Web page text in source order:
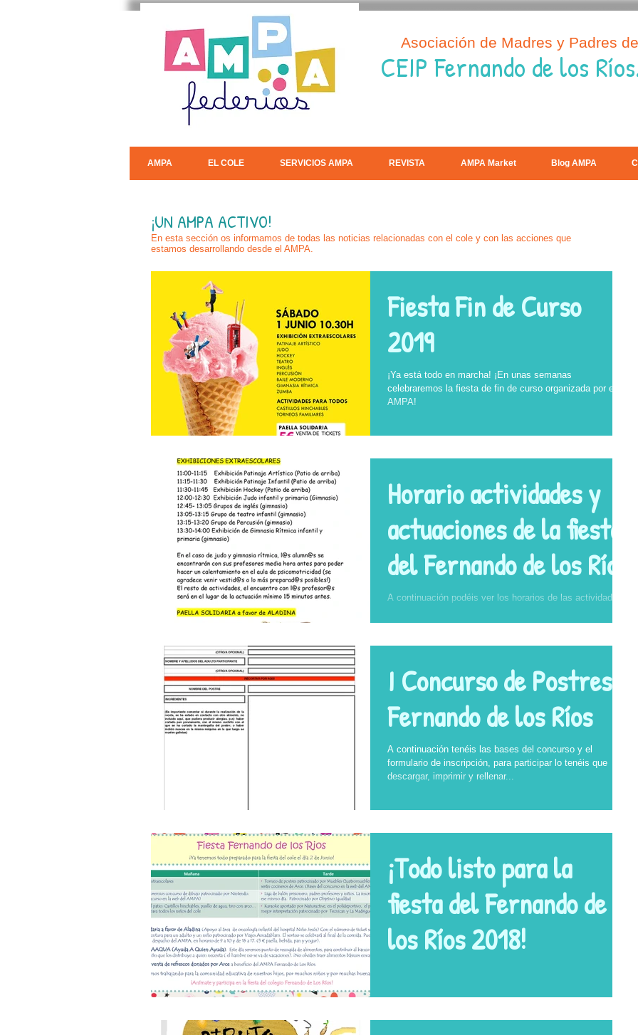
Asociación de Madres y Padres
CEIP Fernando de los
AMPA EL COLE SERVICIOS AMPA REVISTA AMPA Market Blog AMPA
¡UN AMPA ACTIVO!
En esta sección os informamos de todas las noticias relacionadas con el cole y con las acciones que
estamos desarrollando desde el AMPA.
Fiesta Fin de Curso
2019
¡Ya está todo en marcha! ¡En unas semanas
celebraremos la fiesta de fin de curso organizada por el
AMPA!
Horario actividades y
actuaciones de la fiesta
del Fernando de los Ríos
A continuación podéis ver los horarios de las actividades
Junio en el colegio con...
I Concurso de Postres
Fernando de los Ríos
A continuación tenéis las bases del concurso y el
formulario de inscripción, para participar lo tenéis que
descargar, imprimir y rellenar...
¡Todo listo para la
fiesta del Fernando de
los Ríos 2018!